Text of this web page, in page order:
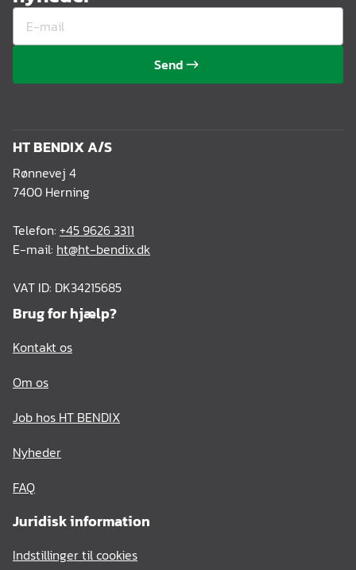
Send
HT BENDIX A/S
Rønnevej 4
7400 Herning
Telefon: +45 9626 3311
E-mail: ht@ht-bendix.dk
VAT ID: DK34215685
Brug for hjælp?
Kontakt os
Om os
Job hos HT BENDIX
Nyheder
FAQ
Juridisk information
Indstillinger til cookies